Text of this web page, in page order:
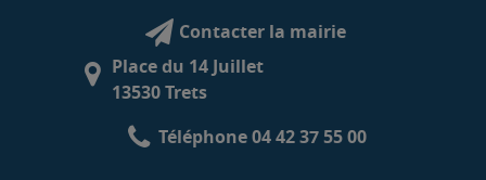
Contacter la mairie
Place du 14 Juillet
13530 Trets
Téléphone 04 42 37 55 00